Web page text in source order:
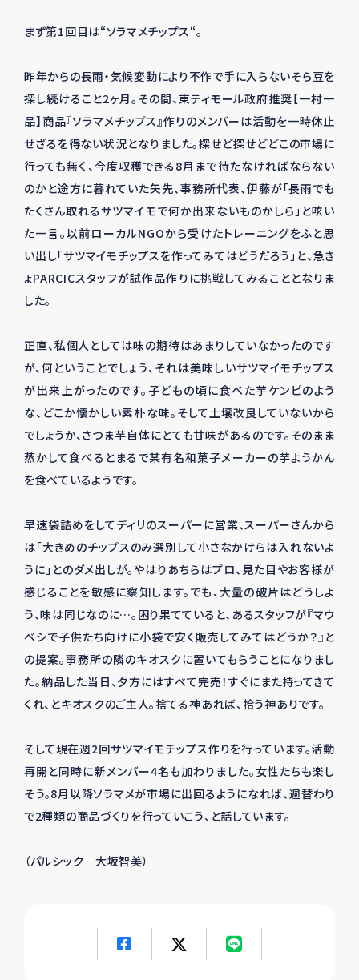
まず第1回目は“ソラマメチップス“。
昨年からの長雨・気候変動により不作で手に入らないそら豆を
探し続けること2ヶ月。その間、東ティモール政府推奨【一村一
品】商品『ソラマメチップス』作りのメンバーは活動を一時休止
せざるを得ない状況となりました。探せど探せどどこの市場に
行っても無く、今度収穫できる8月まで待たなければならない
のかと途方に暮れていた矢先、事務所代表、伊藤が「長雨でも
たくさん取れるサツマイモで何か出来ないものかしら」と呟い
た一言。以前ローカルNGOから受けたトレーニングをふと思
い出し「サツマイモチップスを作ってみてはどうだろう」と、急き
ょPARCICスタッフが試作品作りに挑戦してみることとなりま
した。
正直、私個人としては味の期待はあまりしていなかったのです
が、何ということでしょう、それは美味しいサツマイモチップス
が出来上がったのです。子どもの頃に食べた芋ケンピのよう
な、どこか懐かしい素朴な味。そして土壌改良していないから
でしょうか、さつま芋自体にとても甘味があるのです。そのまま
蒸かして食べるとまるで某有名和菓子メーカーの芋ようかん
を食べているようです。
早速袋詰めをしてディリのスーパーに営業、スーパーさんから
は「大きめのチップスのみ選別して小さなかけらは入れないよ
うに」とのダメ出しが。やはりあちらはプロ、見た目やお客様が
感じることを敏感に察知します。でも、大量の破片はどうしよ
う、味は同じなのに…。困り果てていると、あるスタッフが『マウ
ベシで子供たち向けに小袋で安く販売してみてはどうか？』と
の提案。事務所の隣のキオスクに置いてもらうことになりまし
た。納品した当日、夕方にはすべて完売！すぐにまた持ってきて
くれ、とキオスクのご主人。捨てる神あれば、拾う神ありです。
そして現在週2回サツマイモチップス作りを行っています。活動
再開と同時に新メンバー4名も加わりました。女性たちも楽し
そう。8月以降ソラマメが市場に出回るようになれば、週替わり
で2種類の商品づくりを行っていこう、と話しています。
（パルシック 大坂智美）